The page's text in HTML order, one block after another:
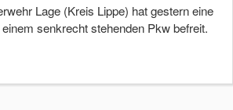
Lage (Kreis Lippe) hat gestern eine
senkrecht stehenden Pkw befreit.